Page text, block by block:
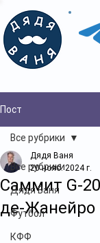
Пост
Все рубрики
Дядя Ваня
Футбол
КФФ
Все рубрики
Саммит G-
де-Жанейро
Дядя Ваня
20 нояб. 2024 г.